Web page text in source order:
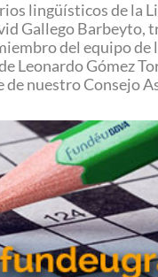
lingüísticos de la
Gallego Barbeyto,
del equipo de
Leonardo Gómez
nuestro Consejo